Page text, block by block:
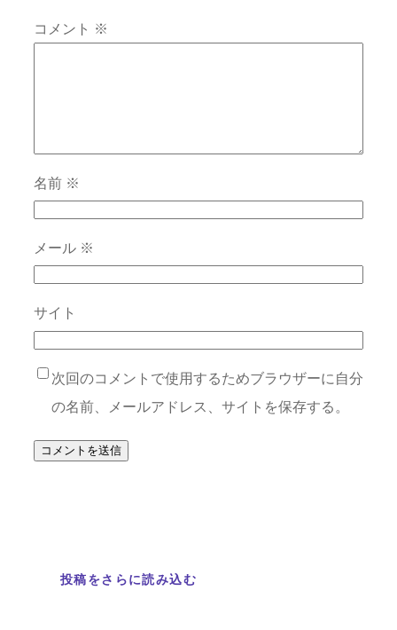
コメント ※
名前 ※
メール ※
サイト
次回のコメントで使用するためブラウザーに自分
の名前、メールアドレス、サイトを保存する。
投稿をさらに読み込む